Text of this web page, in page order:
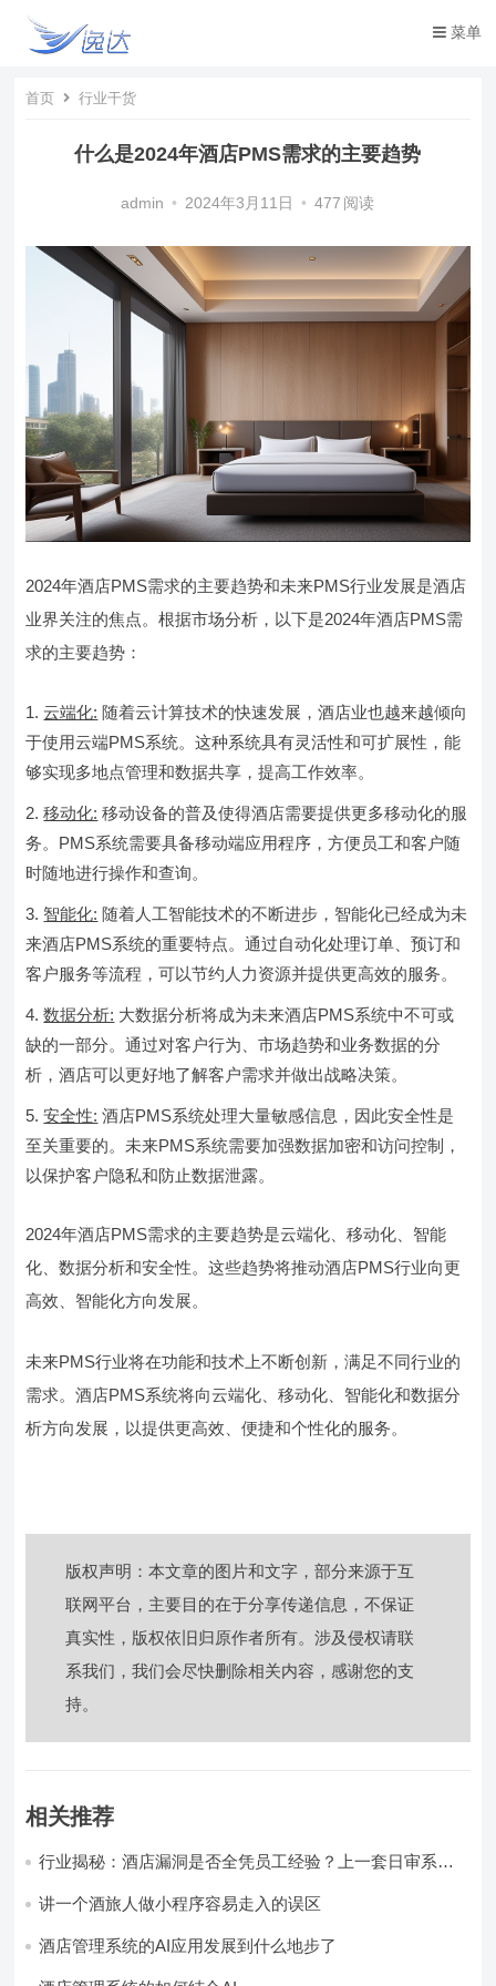
菜单
首页 行业干货
什么是2024年酒店PMS需求的主要趋势
admin • 2024年3月11日 • 477 阅读
2024年酒店PMS需求的主要趋势和未来PMS行业发展是酒店
业界关注的焦点。根据市场分析，以下是2024年酒店PMS需
求的主要趋势：
云端化: 随着云计算技术的快速发展，酒店业也越来越倾向
于使用云端PMS系统。这种系统具有灵活性和可扩展性，能
够实现多地点管理和数据共享，提高工作效率。
移动化: 移动设备的普及使得酒店需要提供更多移动化的服
务。PMS系统需要具备移动端应用程序，方便员工和客户随
时随地进行操作和查询。
智能化: 随着人工智能技术的不断进步，智能化已经成为未
来酒店PMS系统的重要特点。通过自动化处理订单、预订和
客户服务等流程，可以节约人力资源并提供更高效的服务。
数据分析: 大数据分析将成为未来酒店PMS系统中不可或
缺的一部分。通过对客户行为、市场趋势和业务数据的分
析，酒店可以更好地了解客户需求并做出战略决策。
安全性: 酒店PMS系统处理大量敏感信息，因此安全性是
至关重要的。未来PMS系统需要加强数据加密和访问控制，
以保护客户隐私和防止数据泄露。
2024年酒店PMS需求的主要趋势是云端化、移动化、智能
化、数据分析和安全性。这些趋势将推动酒店PMS行业向更
高效、智能化方向发展。
未来PMS行业将在功能和技术上不断创新，满足不同行业的
需求。酒店PMS系统将向云端化、移动化、智能化和数据分
析方向发展，以提供更高效、便捷和个性化的服务。
版权声明：本文章的图片和文字，部分来源于互
联网平台，主要目的在于分享传递信息，不保证
真实性，版权依旧归原作者所有。涉及侵权请联
系我们，我们会尽快删除相关内容，感谢您的支
持。
相关推荐
行业揭秘：酒店漏洞是否全凭员工经验？上一套日审系
讲一个酒旅人做小程序容易走入的误区
酒店管理系统的AI应用发展到什么地步了